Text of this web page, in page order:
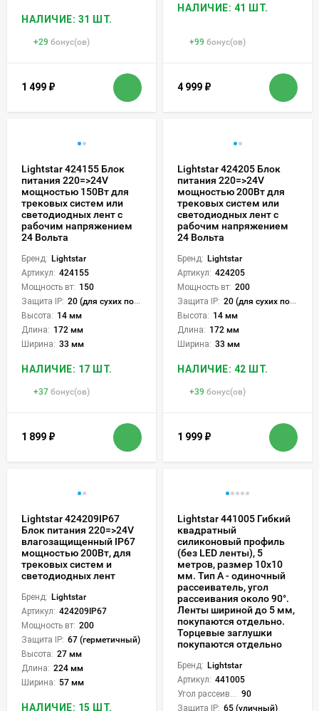
НАЛИЧИЕ: 31 ШТ.
+29 бонус(ов)
1 499 ₽
НАЛИЧИЕ: 41 ШТ.
+99 бонус(ов)
4 999 ₽
Lightstar 424155 Блок
питания 220=>24V
мощностью 150Вт для
трековых систем или
светодиодных лент с
рабочим напряжением
24 Вольта
Бренд: Lightstar
Артикул: 424155
Мощность вт: 150
Защита IP: 20 (для сухих пом.)
Высота: 14 мм
Длина: 172 мм
Ширина: 33 мм
НАЛИЧИЕ: 17 ШТ.
+37 бонус(ов)
1 899 ₽
Lightstar 424205 Блок
питания 220=>24V
мощностью 200Вт для
трековых систем или
светодиодных лент с
рабочим напряжением
24 Вольта
Бренд: Lightstar
Артикул: 424205
Мощность вт: 200
Защита IP: 20 (для сухих пом.)
Высота: 14 мм
Длина: 172 мм
Ширина: 33 мм
НАЛИЧИЕ: 42 ШТ.
+39 бонус(ов)
1 999 ₽
Lightstar 424209IP67
Блок питания 220=>24V
влагозащищенный IP67
мощностью 200Вт, для
трековых систем и
светодиодных лент
Бренд: Lightstar
Артикул: 424209IP67
Мощность вт: 200
Защита IP: 67 (герметичный)
Высота: 27 мм
Длина: 224 мм
Ширина: 57 мм
НАЛИЧИЕ: 15 ШТ.
Lightstar 441005 Гибкий
квадратный
силиконовый профиль
(без LED ленты), 5
метров, размер 10х10
мм. Тип A - одиночный
рассеиватель, угол
рассеивания около 90°.
Ленты шириной до 5 мм,
покупаются отдельно.
Торцевые заглушки
покупаются отдельно
Бренд: Lightstar
Артикул: 441005
90
Защита IP: 65 (уличный)